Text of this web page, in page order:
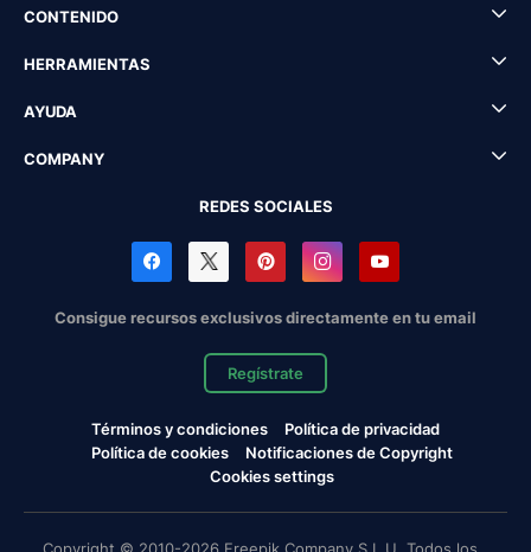
CONTENIDO
HERRAMIENTAS
AYUDA
COMPANY
REDES SOCIALES
Consigue recursos exclusivos directamente en tu email
Regístrate
Términos y condiciones
Política de privacidad
Política de cookies
Notificaciones de Copyright
Cookies settings